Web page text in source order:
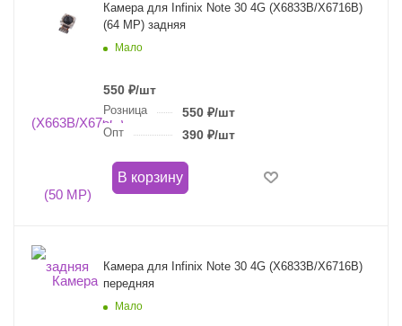
Камера для Infinix Note 30 4G (X6833B/X6716B)
(64 MP) задняя
Мало
550 ₽/шт
Розница 550₽/шт
Опт 390₽/шт
В корзину
Камера для Infinix Note 30 4G (X6833B/X6716B)
передняя
Мало